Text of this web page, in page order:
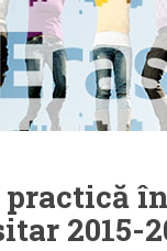
practică
2015-